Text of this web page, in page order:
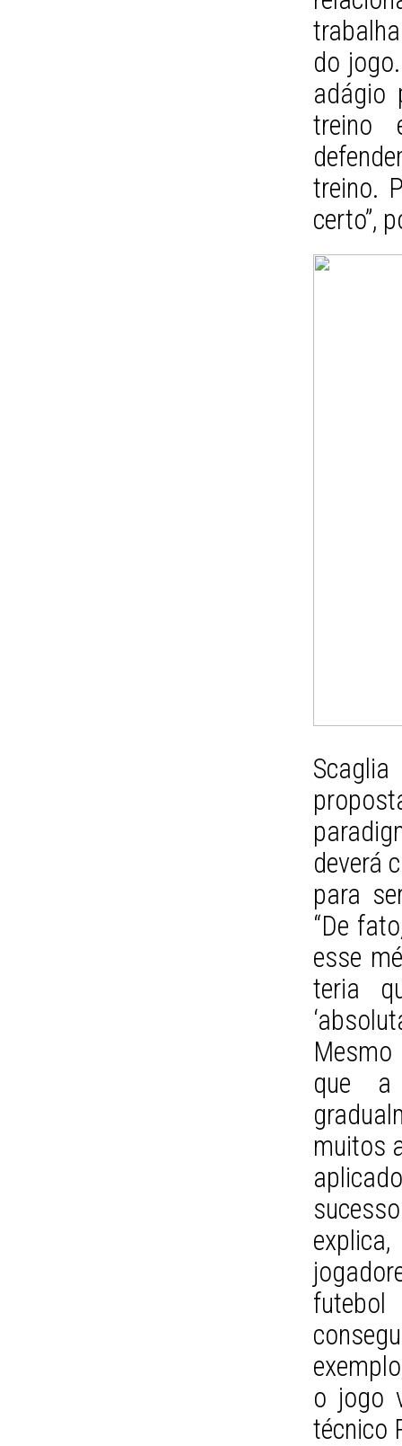
do
adágio
treino
treino.
certo”,
deverá
para
“De
esse
teria
que a
muitos
o jogo
técnico